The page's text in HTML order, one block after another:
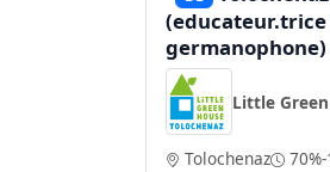
germanophone)
Little
Tolochenaz